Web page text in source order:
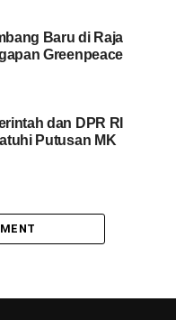
Baru di Raja
Greenpeace
dan DPR RI
Putusan MK